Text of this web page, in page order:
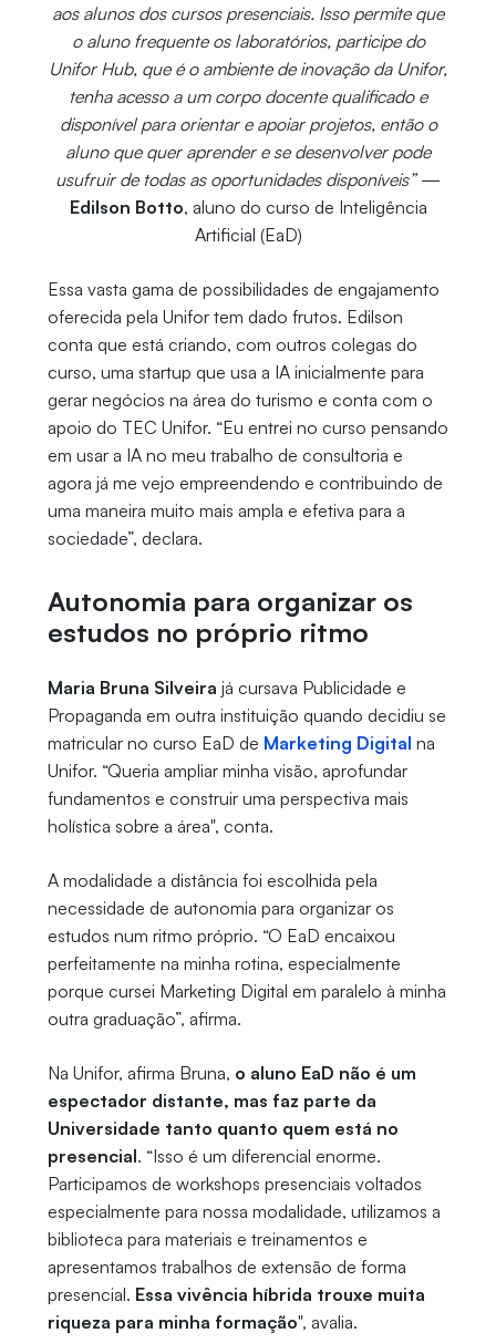
aos alunos dos cursos presenciais. Isso permite que
o aluno frequente os laboratórios, participe do
Unifor Hub, que é o ambiente de inovação da Unifor,
tenha acesso a um corpo docente qualificado e
disponível para orientar e apoiar projetos, então o
aluno que quer aprender e se desenvolver pode
usufruir de todas as oportunidades disponíveis”—
Edilson Botto, aluno do curso de Inteligência
Artificial (EaD)
Essa vasta gama de possibilidades de engajamento
oferecida pela Unifor tem dado frutos. Edilson
conta que está criando, com outros colegas do
curso, uma startup que usa a IA inicialmente para
gerar negócios na área do turismo e conta com o
apoio do TEC Unifor. “Eu entrei no curso pensando
em usar a IA no meu trabalho de consultoria e
agora já me vejo empreendendo e contribuindo de
uma maneira muito mais ampla e efetiva para a
sociedade”, declara.
Autonomia para organizar os
estudos no próprio ritmo
Maria Bruna Silveira já cursava Publicidade e
Propaganda em outra instituição quando decidiu se
matricular no curso EaD de Marketing Digital na
Unifor. “Queria ampliar minha visão, aprofundar
fundamentos e construir uma perspectiva mais
holística sobre a área", conta.
A modalidade a distância foi escolhida pela
necessidade de autonomia para organizar os
estudos num ritmo próprio. “O EaD encaixou
perfeitamente na minha rotina, especialmente
porque cursei Marketing Digital em paralelo à minha
outra graduação”, afirma.
Na Unifor, afirma Bruna, o aluno EaD não é um
espectador distante, mas faz parte da
Universidade tanto quanto quem está no
presencial. “Isso é um diferencial enorme.
Participamos de workshops presenciais voltados
especialmente para nossa modalidade, utilizamos a
biblioteca para materiais e treinamentos e
apresentamos trabalhos de extensão de forma
presencial. Essa vivência híbrida trouxe muita
riqueza para minha formação", avalia.